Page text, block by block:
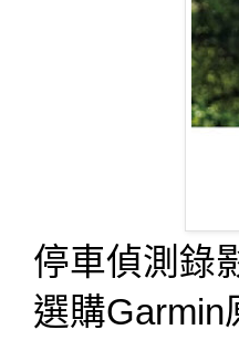
停車偵測錄
選購Garmin